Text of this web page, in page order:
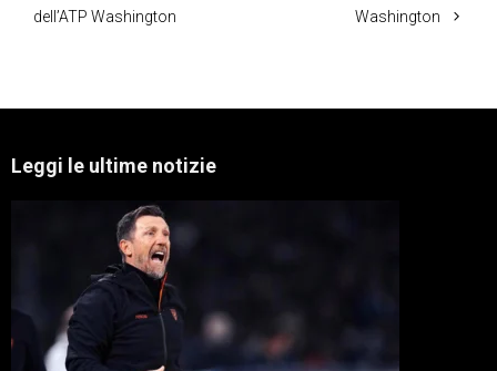
dell’ATP Washington
Washington
Leggi le ultime notizie